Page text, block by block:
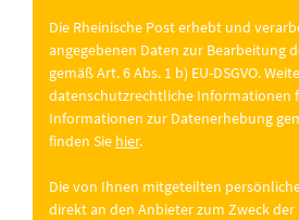
Die Rheinische Post erhebt und
angegebenen Daten zur Bearbeitung
gemäß Art. 6 Abs. 1 b) EU-DSGVO.
datenschutzrechtliche Informationen
Informationen zur Datenerhebung
finden Sie hier.
Die von Ihnen mitgeteilten
direkt an den Anbieter zum Zweck